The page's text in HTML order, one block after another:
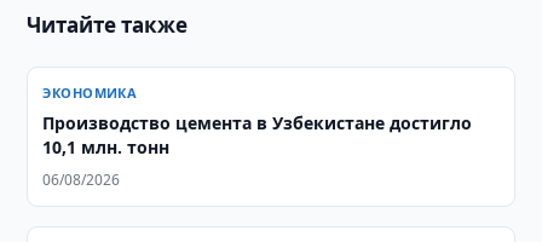
Читайте также
ЭКОНОМИКА
Производство цемента в Узбекистане достигло
10,1 млн. тонн
06/08/2026